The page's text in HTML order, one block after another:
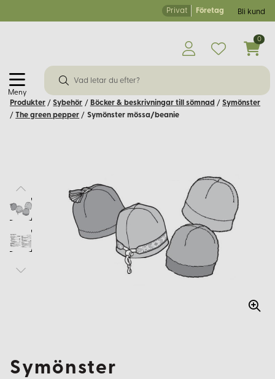
Privat Företag Bli kund
Meny
0
Produkter / Sybehör / Böcker & beskrivningar till sömnad / Symönster
/ The green pepper / Symönster mössa/beanie
Symönster